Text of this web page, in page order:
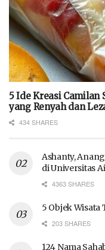
5 Ide Kreasi Camilan
yang Renyah dan
434 SHARES
Ashanty,
di Universitas
4363 SHARES
5 Objek Wisata
203 SHARES
124 Nama